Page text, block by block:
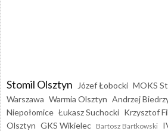
Stomil Olsztyn Józef Łobocki MOKS
Warszawa Warmia Olsztyn Andrzej
Niepołomice Łukasz Suchocki Krzysztof
Olsztyn GKS Wikielec Bartosz Bartkowski